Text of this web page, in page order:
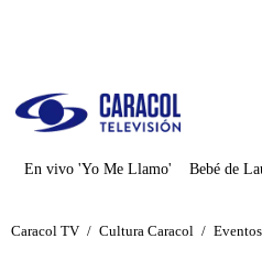
En vivo 'Yo Me Llamo' Bebé de
Caracol TV / Cultura Caracol / Eventos